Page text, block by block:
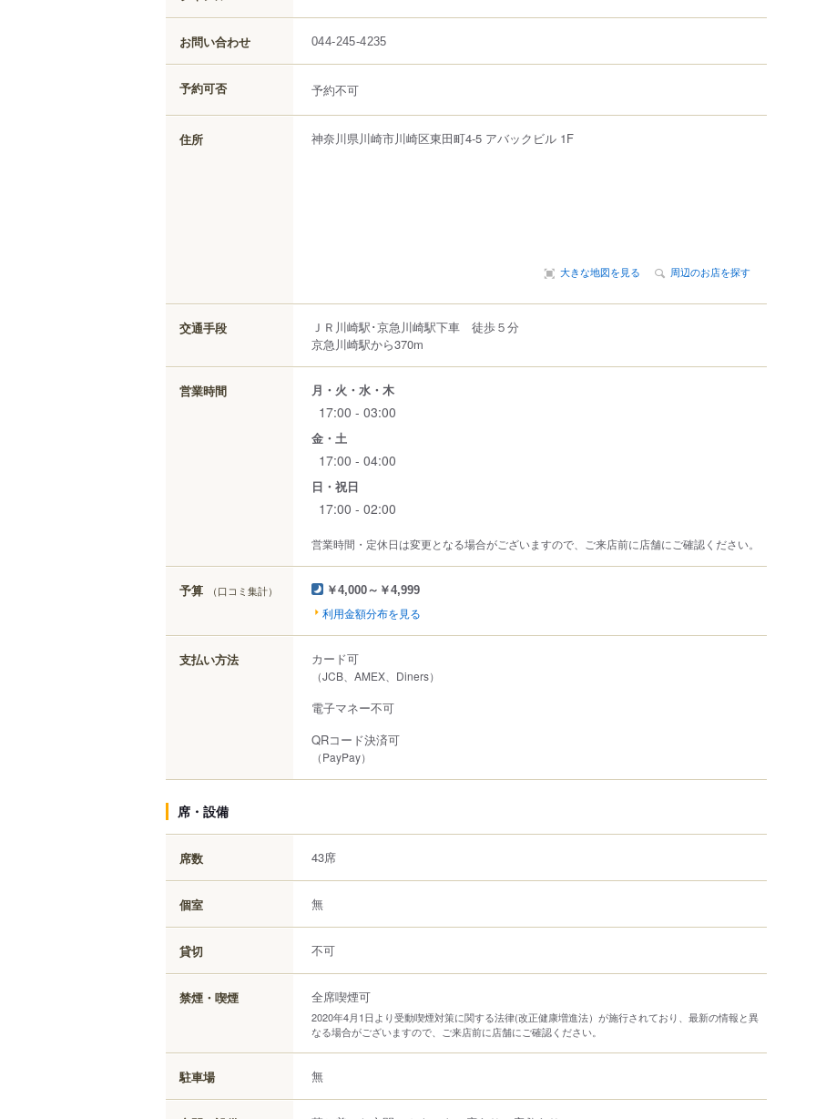
お問い合わせ 044-245-4235
予約可否 予約不可
住所 神奈川県川崎市川崎区東田町4-5 アバックビル 1F
大きな地図を見る 周辺のお店を探す
交通手段
ＪＲ川崎駅･京急川崎駅下車 徒歩５分
京急川崎駅から370m
営業時間 月・火・水・木
17:00 - 03:00
金・土
17:00 - 04:00
日・祝日
17:00 - 02:00
営業時間・定休日は変更となる場合がございますので、ご来店前に店舗にご確認ください。
予算 （口コミ集計） ￥4,000～￥4,999
利用金額分布を見る
支払い方法 カード可
（JCB、AMEX、Diners）
電子マネー不可
QRコード決済可
（PayPay）
席・設備
席数 43席
個室 無
貸切 不可
禁煙・喫煙 全席喫煙可
2020年4月1日より受動喫煙対策に関する法律(改正健康増進法）が施行されており、最新の情報と異
なる場合がございますので、ご来店前に店舗にご確認ください。
駐車場 無